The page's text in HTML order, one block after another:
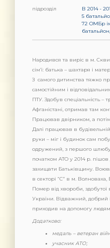
підрозділ
В 2014 -
5
72 ОМБр
Народився та виріс в м.
сім’ї: батька – шахтаря і
З самого дитинства тяжко
самостійним і
ПТУ. Здобув спеціальність –
Афганістані, отримав там
Працював двірником, а
Далі працював в
руки – міг і будинок сам
одружений, з першого шлюбу
початком АТО у 2014 р.
захищати Батьківщину.
в секторі “С” в м. Волноваха,
Помер від хвороби,
України. Відважний, добрий
приходив на допомогу людям
Додатково:
медаль – ветеран
учасник АТО;